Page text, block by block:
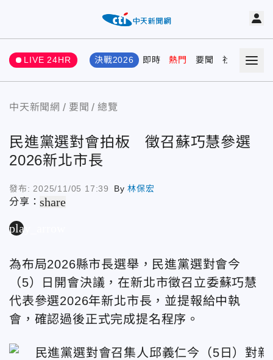
LIVE 24HR 決戰2026 即時 熱門 要聞 社會 娛樂
中天新聞網 要聞 總覽
民進黨選對會拍板 徵召蘇巧慧參選
2026新北市長
發布: 2025/11/05 17:39 By林保宏
分享：share
play_arrow
為布局2026縣市長選舉，民進黨選對會今
（5）日開會決議，在新北市徵召立委蘇巧慧
代表參選2026年新北市長，並提報給中執
會，確認過後正式完成提名程序。